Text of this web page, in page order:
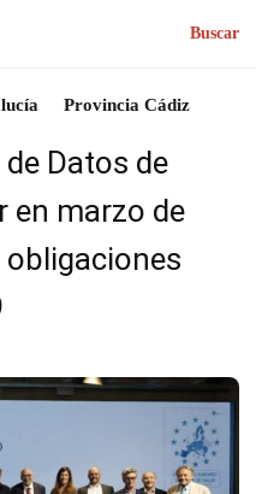
Buscar
Provincia Cádiz
Datos de
en marzo de